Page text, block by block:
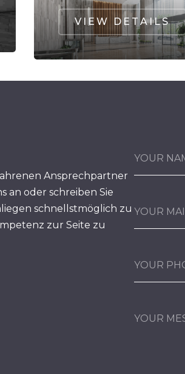
VIEW DETAILS
Ansprechpartner
an oder schreiben Sie
schnellstmöglich zu
zur Seite zu